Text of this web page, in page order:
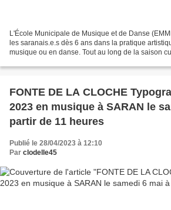
L'École Municipale de Musique et de Danse
les saranais.e.s dès 6 ans dans la pratique
musique ou en danse. Tout au long de la saison
FONTE DE LA CLOCHE
2023 en musique à SARAN le samedi 6 mai à
partir de 11 heures
Publié le 28/04/2023 à 12:10
Par clodelle45